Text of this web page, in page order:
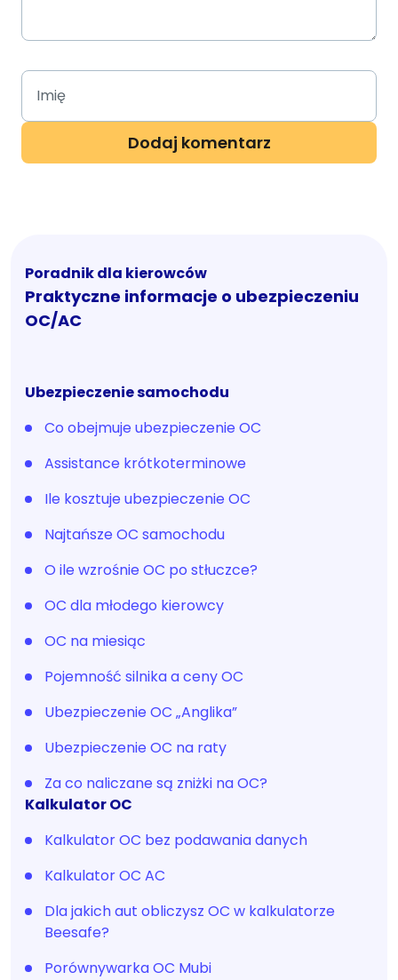
Poradnik dla kierowców
Praktyczne informacje o ubezpieczeniu
OC/AC
Ubezpieczenie samochodu
Co obejmuje ubezpieczenie OC
Assistance krótkoterminowe
Ile kosztuje ubezpieczenie OC
Najtańsze OC samochodu
O ile wzrośnie OC po stłuczce?
OC dla młodego kierowcy
OC na miesiąc
Pojemność silnika a ceny OC
Ubezpieczenie OC „Anglika”
Ubezpieczenie OC na raty
Za co naliczane są zniżki na OC?
Kalkulator OC
Kalkulator OC bez podawania danych
Kalkulator OC AC
Dla jakich aut obliczysz OC w kalkulatorze
Beesafe?
Porównywarka OC Mubi